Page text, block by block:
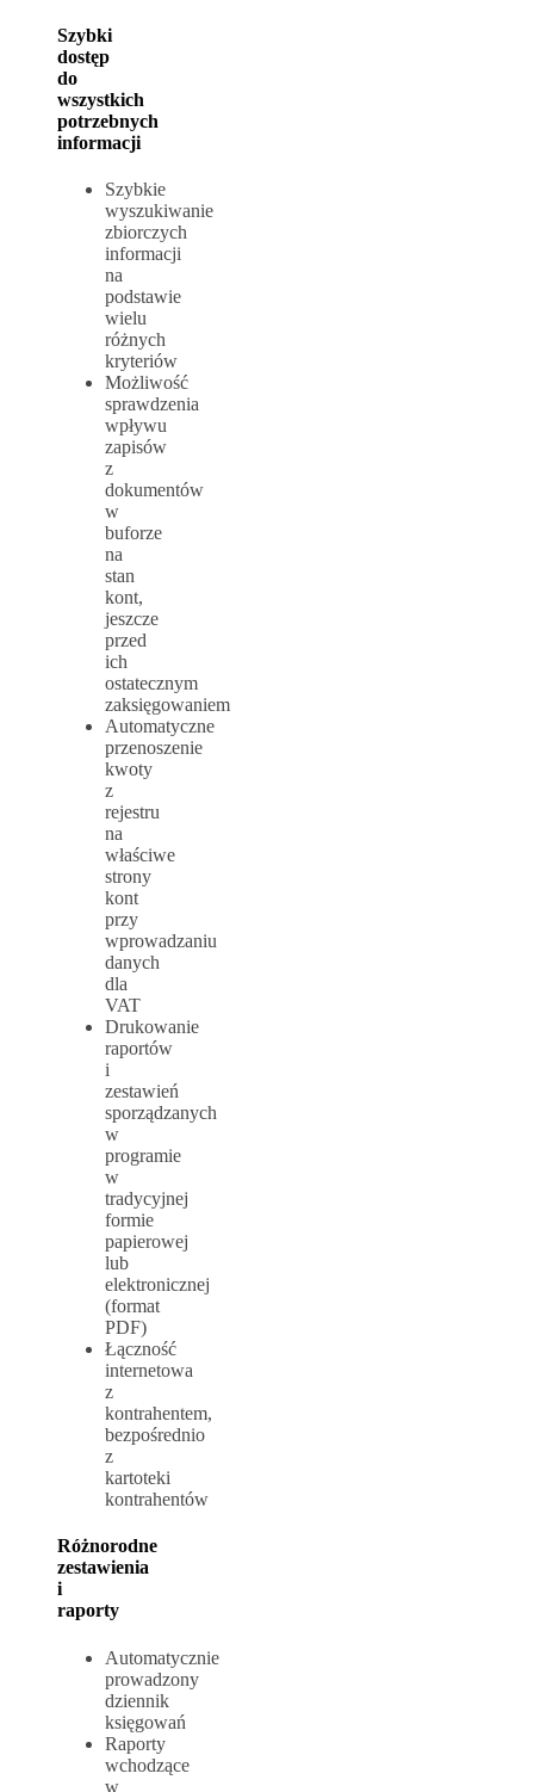
Szybki
dostęp
do
wszystkich
potrzebnych
informacji
Szybkie
wyszukiwanie
zbiorczych
informacji
na
podstawie
wielu
różnych
kryteriów
Możliwość
sprawdzenia
wpływu
zapisów
z
dokumentów
w
buforze
na
stan
kont,
jeszcze
przed
ich
ostatecznym
zaksięgowaniem
Automatyczne
przenoszenie
kwoty
z
rejestru
na
właściwe
strony
kont
przy
wprowadzaniu
danych
dla
VAT
Drukowanie
raportów
i
zestawień
sporządzanych
w
programie
w
tradycyjnej
formie
papierowej
lub
elektronicznej
(format
PDF)
Łączność
internetowa
z
kontrahentem,
bezpośrednio
z
kartoteki
kontrahentów
Różnorodne
zestawienia
i
raporty
Automatycznie
prowadzony
dziennik
księgowań
Raporty
wchodzące
w